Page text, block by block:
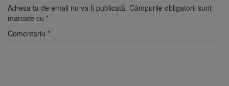
Adresa ta de email nu va fi publicată. Câmpurile obligatorii sunt
marcate cu *
Comentariu *